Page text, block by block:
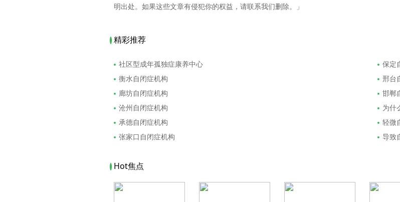
明出处。如果这些文章有侵犯你的权益，请联系我们删除。」
精彩推荐
社区型成年孤独症康养中心
衡水自闭症机构
廊坊自闭症机构
沧州自闭症机构
承德自闭症机构
张家口自闭症机构
保定
邢台
邯郸
为什
轻微
导致
Hot焦点